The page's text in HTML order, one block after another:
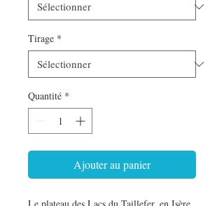
Tirage *
Quantité *
Ajouter au panier